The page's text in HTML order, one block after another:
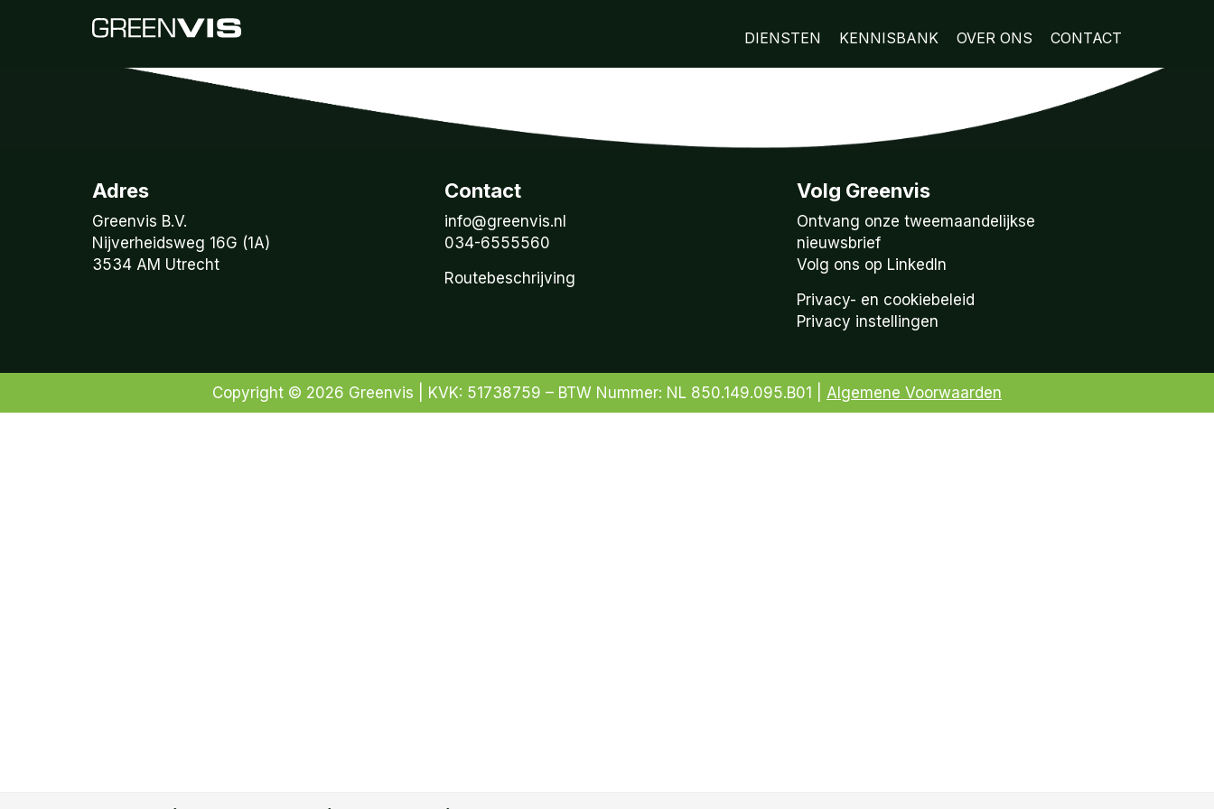
DIENSTEN KENNISBANK OVER ONS CONTACT
Adres
Greenvis B.V.
Nijverheidsweg 16G (1A)
3534 AM Utrecht
Contact
info@greenvis.nl
034-6555560
Routebeschrijving
Volg Greenvis
Ontvang onze tweemaandelijkse
nieuwsbrief
Volg ons op LinkedIn
Privacy- en cookiebeleid
Privacy instellingen
Copyright © 2026 Greenvis | KVK: 51738759 – BTW Nummer: NL 850.149.095.B01 | Algemene Voorwaarden